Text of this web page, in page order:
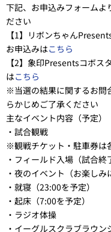
下記、お申込みフォームよ
ださい
【1】リボンちゃん
お申込みはこちら
【2】象印Presentsコボス
はこちら
※当選の結果に関するお問
らかじめご了承ください
主なイベント内容（予定）
・試合観戦
※観戦チケット・駐車券は
・フィールド入場（試合終
・夜のイベント（お楽しみ
・就寝（23:00を予定）
・起床（7:00を予定）
・ラジオ体操
・イーグルスクラブラウン